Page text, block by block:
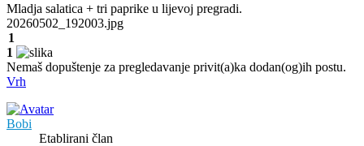
Mladja salatica + tri paprike u lijevoj pregradi.
20260502_192003.jpg
1
1
Nemaš dopuštenje za pregledavanje privit(a)ka dodan(og)ih postu.
Vrh
Bobi
Etablirani član